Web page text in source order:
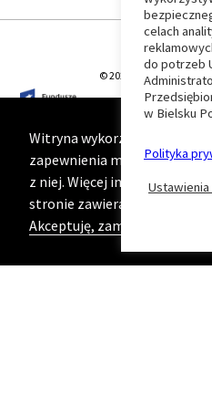
© 2026 T-Matic Grupa
Witryna wykorzystuje
zapewnienia maksymalnej
z niej. Więcej informacji na
stronie zawierającej naszą
Akceptuję, zamknij komunikat
celach
do potrzeb
w Bielsku
Polityka